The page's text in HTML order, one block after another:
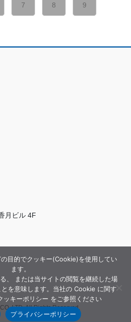
7 8 9
月ビル 4F
All Rights Reserved.
目的でクッキー(Cookie)を使用してい
ます。
、 または当サイトの閲覧を継続した場
を意味します。当社の Cookie に関す
ッキーポリシー をご参照ください
プライバシーポリシー